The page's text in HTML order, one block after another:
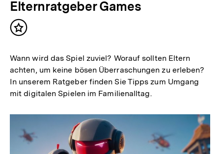
Elternratgeber Games
Inhalt
Wann wird das Spiel zuviel? Worauf sollten Eltern
achten, um keine bösen Überraschungen zu erleben?
In unserem Ratgeber finden Sie Tipps zum Umgang
mit digitalen Spielen im Familienalltag.